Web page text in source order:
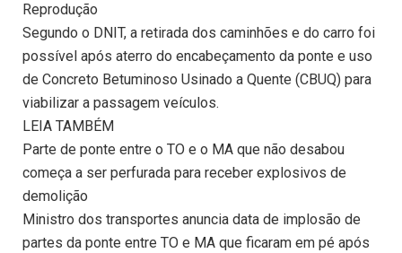
Reprodução
Segundo o DNIT, a retirada dos caminhões e do carro foi
possível após aterro do encabeçamento da ponte e uso
de Concreto Betuminoso Usinado a Quente (CBUQ) para
viabilizar a passagem veículos.
LEIA TAMBÉM
Parte de ponte entre o TO e o MA que não desabou
começa a ser perfurada para receber explosivos de
demolição
Ministro dos transportes anuncia data de implosão de
partes da ponte entre TO e MA que ficaram em pé após